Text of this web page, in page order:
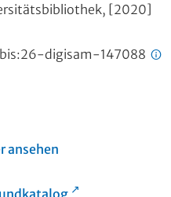
[2020]
digisam-147088
ansehen